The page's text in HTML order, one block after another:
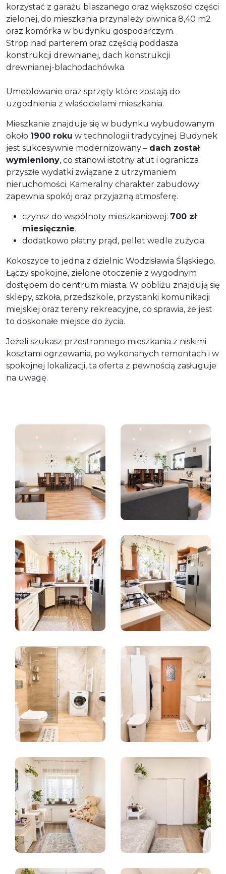
korzystać z garażu blaszanego oraz większości części
zielonej, do mieszkania przynależy piwnica 8,40 m2
oraz komórka w budynku gospodarczym.
Strop nad parterem oraz częścią poddasza
konstrukcji drewnianej, dach konstrukcji
drewnianej-blachodachówka.
Umeblowanie oraz sprzęty które zostają do
uzgodnienia z właścicielami mieszkania.
Mieszkanie znajduje się w budynku wybudowanym
około 1900 roku w technologii tradycyjnej. Budynek
jest sukcesywnie modernizowany – dach został
wymieniony, co stanowi istotny atut i ogranicza
przyszłe wydatki związane z utrzymaniem
nieruchomości. Kameralny charakter zabudowy
zapewnia spokój oraz przyjazną atmosferę.
czynsz do wspólnoty mieszkaniowej: 700 zł
miesięcznie.
dodatkowo płatny prąd, pellet wedle zużycia.
Kokoszyce to jedna z dzielnic Wodzisławia Śląskiego.
Łączy spokojne, zielone otoczenie z wygodnym
dostępem do centrum miasta. W pobliżu znajdują się
sklepy, szkoła, przedszkole, przystanki komunikacji
miejskiej oraz tereny rekreacyjne, co sprawia, że jest
to doskonałe miejsce do życia.
Jeżeli szukasz przestronnego mieszkania z niskimi
kosztami ogrzewania, po wykonanych remontach i w
spokojnej lokalizacji, ta oferta z pewnością zasługuje
na uwagę.